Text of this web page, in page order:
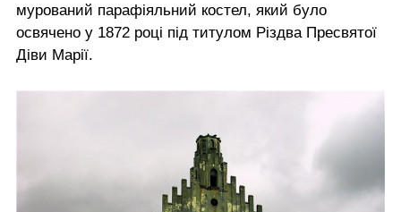
мурований парафіяльний костел, який було
освячено у 1872 році під титулом Різдва Пресвятої
Діви Марії.